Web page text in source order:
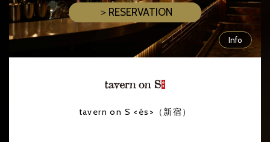
＞RESERVATION
Info
tavern on S <és>（新宿）